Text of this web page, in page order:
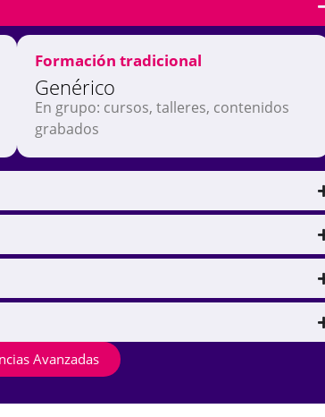
Formación tradicional
Genérico
En grupo: cursos, talleres, contenidos
grabados
Avanzadas